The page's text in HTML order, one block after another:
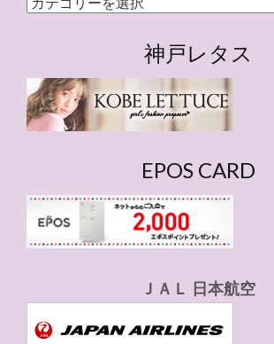
ー
神戸レタス
EPOS CARD
ＪＡＬ 日本航空